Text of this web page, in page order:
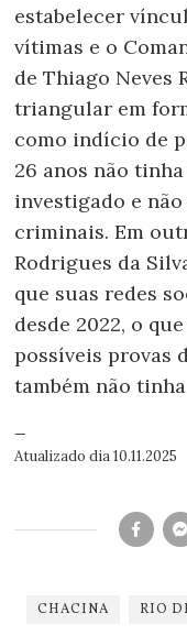
estabelecer
vítimas e o
de Thiago Neves
triangular em
como indício de
26 anos não
investigado e
criminais. Em
Rodrigues da
que suas redes
desde 2022, o
possíveis provas
também não
—
Atualizado dia 10.11.2025
CHACINA RIO